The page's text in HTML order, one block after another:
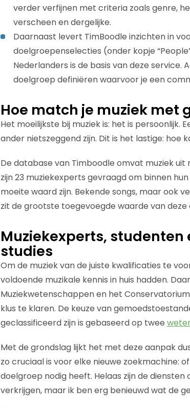
verder verfijnen met criteria zoals genre,
verscheen en dergelijke.
Daarnaast levert TimBoodle inzichten in
doelgroepenselecties (onder kopje
Nederlanders is de basis van deze service.
doelgroep definiëren waarvoor je een
Hoe match je muziek met
Het moeilijkste bij muziek is: het is persoonlijk.
ander nietszeggend zijn. Dit is het lastige: hoe
De database van Timboodle omvat muziek
zijn 23 muziekexperts gevraagd om binnen
moeite waard zijn. Bekende songs, maar ook
zit de grootste toegevoegde waarde van deze
Muziekexperts,
studies
Om de muziek van de juiste kwalificaties te
voldoende muzikale kennis in huis hadden.
Muziekwetenschappen en het
klus te klaren. De keuze van
geclassificeerd zijn is gebaseerd op twee
Met de grondslag lijkt het met deze aanpak
zo cruciaal is voor elke nieuwe zoekmachine:
doelgroep nodig heeft. Helaas zijn de
verkrijgen, maar ik ben erg benieuwd wat de